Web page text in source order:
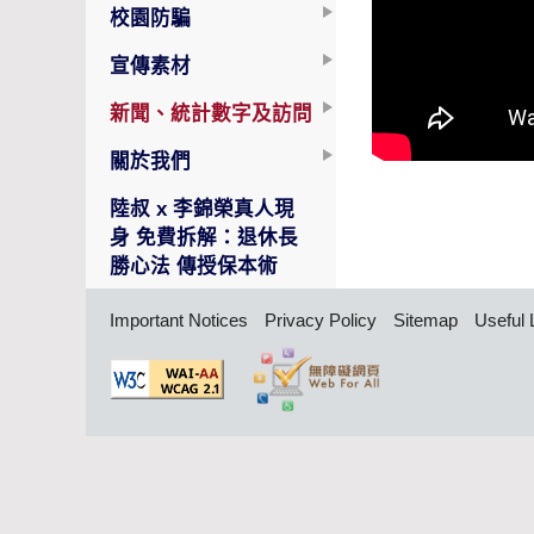
校園防騙
宣傳素材
新聞、統計數字及訪問
關於我們
陸叔 x 李錦榮真人現
身 免費拆解：退休長
勝心法 傳授保本術
Important Notices Privacy Policy Sitemap Useful